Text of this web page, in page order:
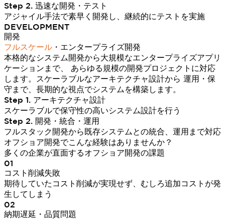
Step 2. 迅速な開発・テスト
アジャイル手法で素早く開発し、継続的にテストを実施
DEVELOPMENT
開発
フルスケール ・エンタープライズ開発
本格的なシステム開発から大規模なエンタープライズアプリ
ケーションまで、 あらゆる規模の開発プロジェクトに対応
します。スケーラブルなアーキテクチャ設計から 運用・保
守まで、長期的な視点でシステムを構築します。
Step 1. アーキテクチャ設計
スケーラブルで保守性の高いシステム設計を行う
Step 2. 開発・統合・運用
フルスタック開発から既存システムとの統合、運用まで対応
オフショア開発でこんな経験はありませんか？
多くの企業が直面するオフショア開発の課題
01
コスト削減失敗
期待していたコスト削減が実現せず、むしろ追加コストが発
生してしまう
02
納期遅延・品質問題